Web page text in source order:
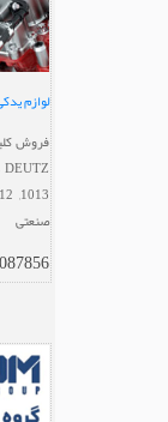
لوازم
فروش
صنعتی